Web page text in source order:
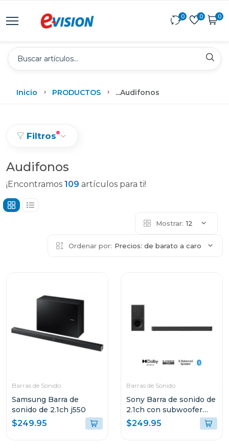
0 0 0
Inicio PRODUCTOS ...Audifonos
Filtros
Audifonos
¡Encontramos 109 artículos para ti!
Mostrar: 12
Ordenar por: Precios: de barato a caro
Barras de Sonido
Samsung Barra de
sonido de 2.1ch j550
$249.95
Barras de Sonido
Sony Barra de sonido de
2.1ch con subwoofer
inalambrico s400
$249.95